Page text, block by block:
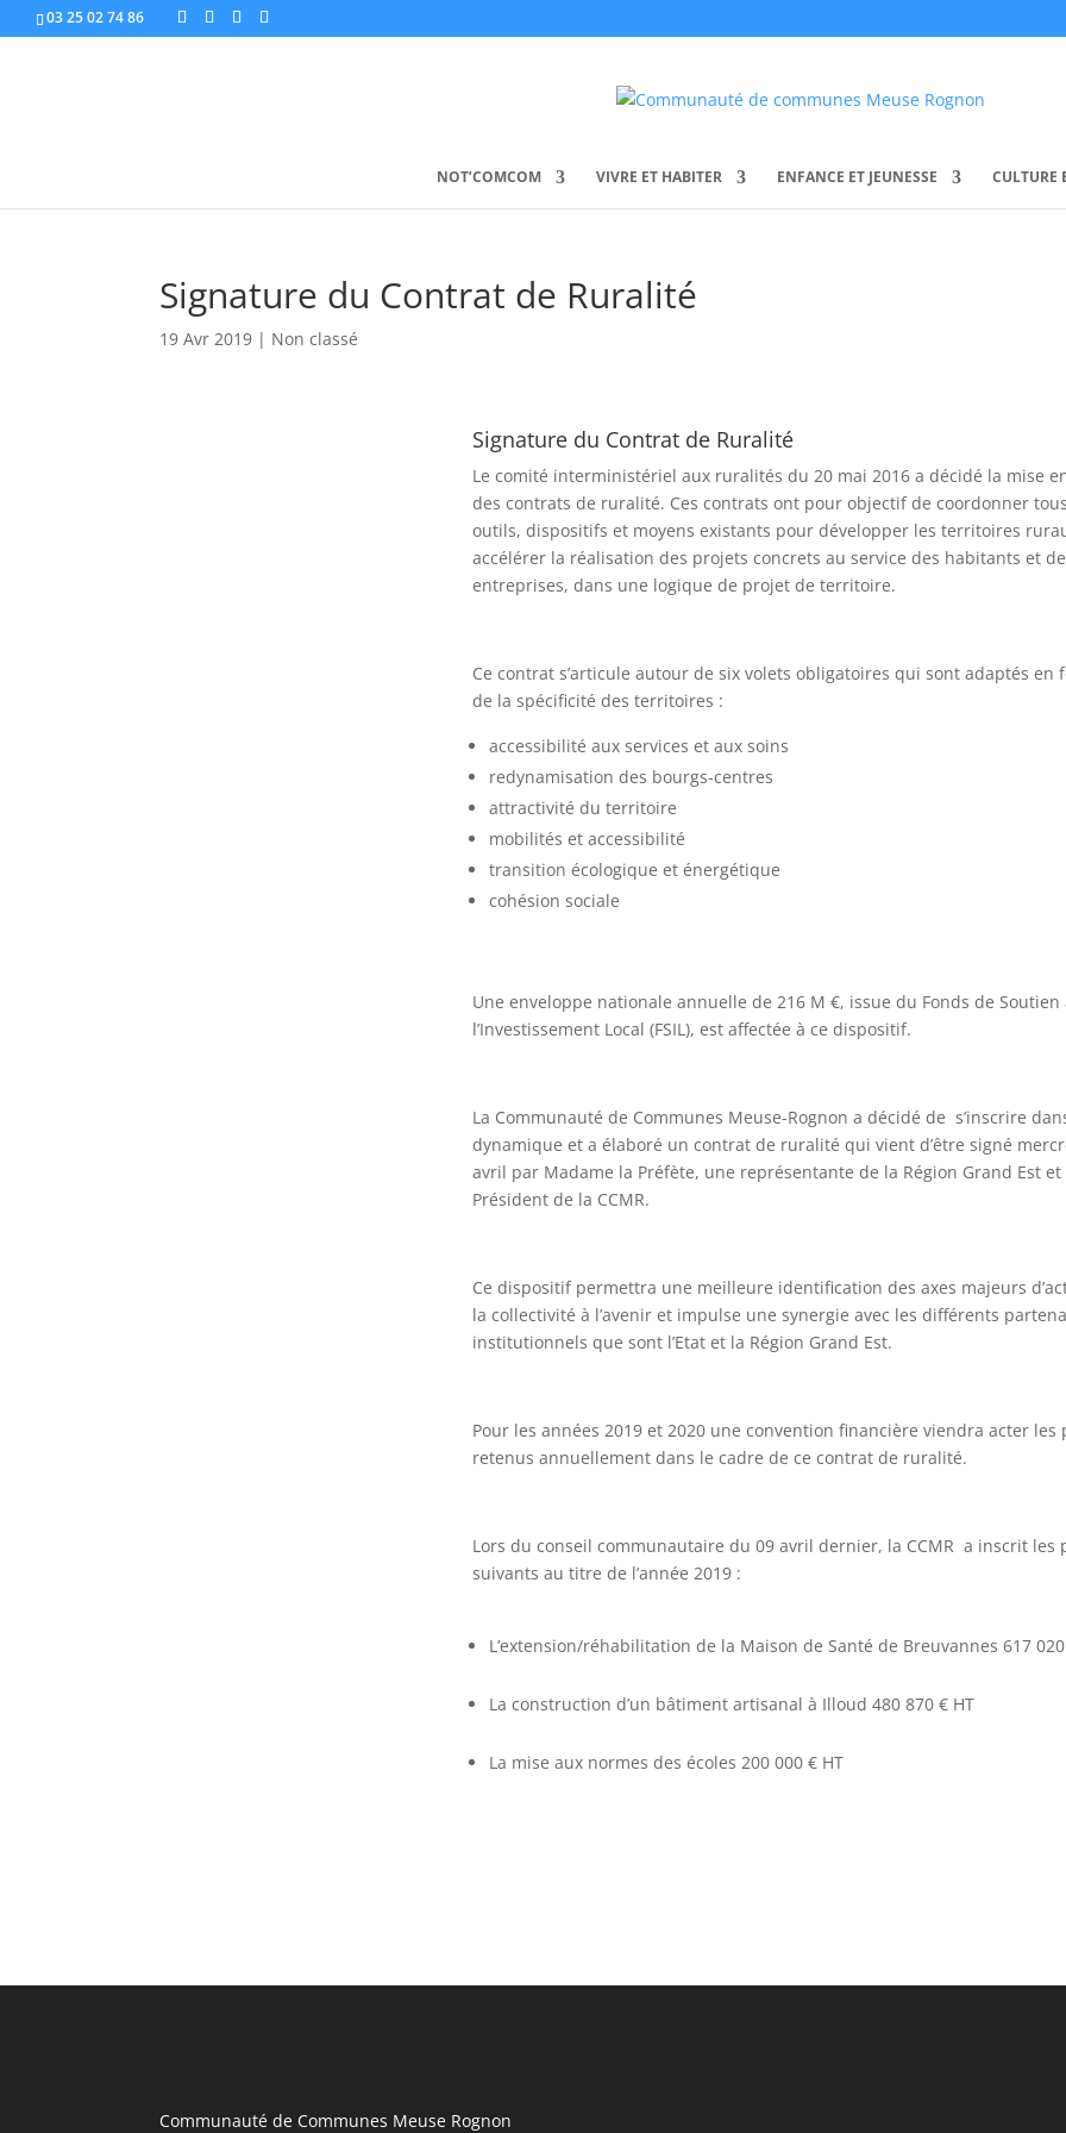
03 25 02 74 86
NOT’COMCOM VIVRE ET HABITER ENFANCE ET JEUNESSE CULTURE
Signature du Contrat de Ruralité
19 Avr 2019 | Non classé
Signature du Contrat de Ruralité
Le comité interministériel aux ruralités du 20 mai 2016 a décidé la mise
des contrats de ruralité. Ces contrats ont pour objectif de coordonner
outils, dispositifs et moyens existants pour développer les territoires
accélérer la réalisation des projets concrets au service des habitants et
entreprises, dans une logique de projet de territoire.
Ce contrat s’articule autour de six volets obligatoires qui sont adaptés en
de la spécificité des territoires :
accessibilité aux services et aux soins
redynamisation des bourgs-centres
attractivité du territoire
mobilités et accessibilité
transition écologique et énergétique
cohésion sociale
Une enveloppe nationale annuelle de 216 M €, issue du Fonds de Soutien
l’Investissement Local (FSIL), est affectée à ce dispositif.
La Communauté de Communes Meuse-Rognon a décidé de s’inscrire
dynamique et a élaboré un contrat de ruralité qui vient d’être signé
avril par Madame la Préfète, une représentante de la Région Grand Est et
Président de la CCMR.
Ce dispositif permettra une meilleure identification des axes majeurs
la collectivité à l’avenir et impulse une synergie avec les différents
institutionnels que sont l’Etat et la Région Grand Est.
Pour les années 2019 et 2020 une convention financière viendra acter les
retenus annuellement dans le cadre de ce contrat de ruralité.
Lors du conseil communautaire du 09 avril dernier, la CCMR a inscrit les
suivants au titre de l’année 2019 :
L’extension/réhabilitation de la Maison de Santé de Breuvannes 617
La construction d’un bâtiment artisanal à Illoud 480 870 € HT
La mise aux normes des écoles 200 000 € HT
Communauté de Communes Meuse Rognon